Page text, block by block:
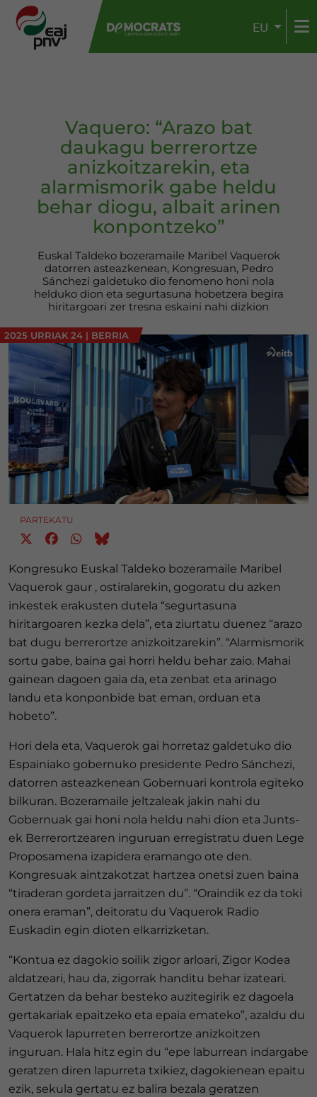
EU
Vaquero: “Arazo bat
daukagu berrerortze
anizkoitzarekin, eta
alarmismorik gabe heldu
behar diogu, albait arinen
konpontzeko”
Euskal Taldeko bozeramaile Maribel Vaquerok
datorren asteazkenean, Kongresuan, Pedro
Sánchezi galdetuko dio fenomeno honi nola
helduko dion eta segurtasuna hobetzera begira
hiritargoari zer tresna eskaini nahi dizkion
2025 URRIAK 24 | BERRIA
PARTEKATU
Kongresuko Euskal Taldeko bozeramaile Maribel
Vaquerok gaur , ostiralarekin, gogoratu du azken
inkestek erakusten dutela “segurtasuna
hiritargoaren kezka dela”, eta ziurtatu duenez “arazo
bat dugu berrerortze anizkoitzarekin”. “Alarmismorik
sortu gabe, baina gai horri heldu behar zaio. Mahai
gainean dagoen gaia da, eta zenbat eta arinago
landu eta konponbide bat eman, orduan eta
hobeto”.
Hori dela eta, Vaquerok gai horretaz galdetuko dio
Espainiako gobernuko presidente Pedro Sánchezi,
datorren asteazkenean Gobernuari kontrola egiteko
bilkuran. Bozeramaile jeltzaleak jakin nahi du
Gobernuak gai honi nola heldu nahi dion eta Junts-
ek Berrerortzearen inguruan erregistratu duen Lege
Proposamena izapidera eramango ote den.
Kongresuak aintzakotzat hartzea onetsi zuen baina
“tiraderan gordeta jarraitzen du”. “Oraindik ez da toki
onera eraman”, deitoratu du Vaquerok Radio
Euskadin egin dioten elkarrizketan.
“Kontua ez dagokio soilik zigor arloari, Zigor Kodea
aldatzeari, hau da, zigorrak handitu behar izateari.
Gertatzen da behar besteko auzitegirik ez dagoela
gertakariak epaitzeko eta epaia emateko”, azaldu du
Vaquerok lapurreten berrerortze anizkoitzen
inguruan. Hala hitz egin du “epe laburrean indargabe
geratzen diren lapurreta txikiez, dagokienean epaitu
ezik, sekula gertatu ez balira bezala geratzen